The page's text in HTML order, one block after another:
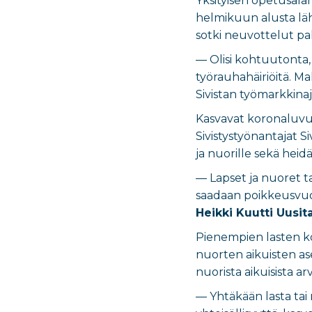
helmikuun alusta
sotki neuvottelut
— Olisi kohtuutonta,
työrauhahäiriöitä.
Sivistan
Kasvavat
Sivistystyönantajat
ja nuorille sekä
— Lapset ja nuoret
saadaan
Heikki Kuutti
Pienempien lasten
nuorten aikuisten
nuorista aikuisista
— Yhtäkään lasta tai